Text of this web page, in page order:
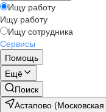
Ищу работу
Ищу работу
Ищу сотрудника
Сервисы
Помощь
Ещё
Поиск
Астапово (Московская